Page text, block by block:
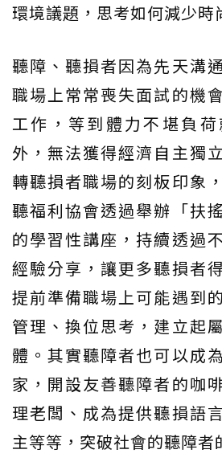
環境議題，思考如何減少時
聽障、聽損者因為先天溝
職場上常常喪失面試的機
工作，等到體力不堪負
外，無法獲得經濟自主獨
轉聽損者職場的刻板印象
聽福利協會透過舉辦「扶
的學習性講座，持續透過
經驗分享，讓更多聽損者
提前準備職場上可能遇到
管理、換位思考，建立起
體。其實聽障者也可以成
家，開設友善聽障者的咖
理老闆、成為提供聽損語
主等等，突破社會的聽障者